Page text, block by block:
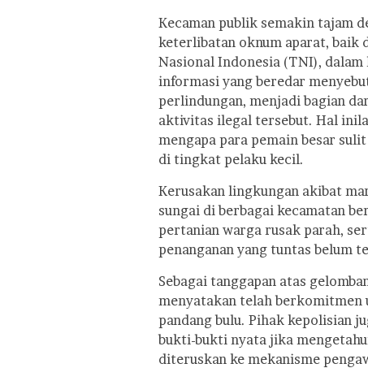
Kecaman publik semakin tajam
keterlibatan oknum aparat, baik
Nasional Indonesia (TNI),
informasi yang beredar
perlindungan, menjadi bagian
aktivitas ilegal tersebut. Hal
mengapa para pemain besar
di tingkat pelaku kecil.
Kerusakan lingkungan akibat
sungai di berbagai kecamatan
pertanian warga rusak parah,
penanganan yang tuntas belum
Sebagai tanggapan atas
menyatakan telah berkomitmen
pandang bulu. Pihak kepolisian
bukti-bukti nyata jika
diteruskan ke mekanisme